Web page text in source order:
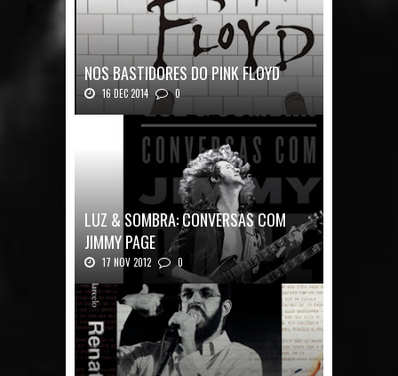
NOS BASTIDORES DO PINK FLOYD
16 DEC 2014 0
Nos Bastidores do Pink Floyd Autor: Mark B...
LUZ & SOMBRA: CONVERSAS COM
JIMMY PAGE
17 NOV 2012 0
Luz & Sombra: Conversas com Jimmy Pag...